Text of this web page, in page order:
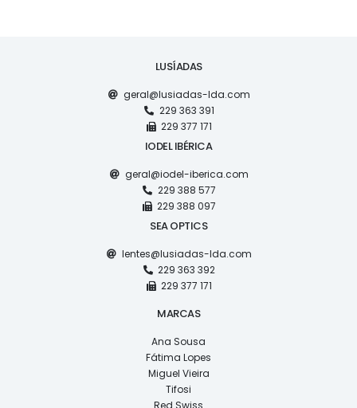
LUSÍADAS
geral@lusiadas-lda.com
229 363 391
229 377 171
IODEL IBÉRICA
geral@iodel-iberica.com
229 388 577
229 388 097
SEA OPTICS
lentes@lusiadas-lda.com
229 363 392
229 377 171
MARCAS
Ana Sousa
Fátima Lopes
Miguel Vieira
Tifosi